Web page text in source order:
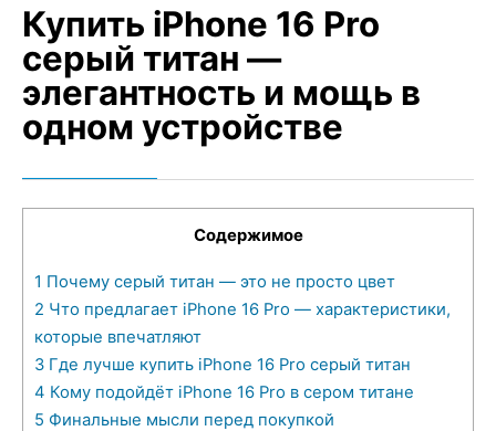
Купить iPhone 16 Pro
серый титан —
элегантность и мощь в
одном устройстве
Содержимое
1 Почему серый титан — это не просто цвет
2 Что предлагает iPhone 16 Pro — характеристики,
которые впечатляют
3 Где лучше купить iPhone 16 Pro серый титан
4 Кому подойдёт iPhone 16 Pro в сером титане
5 Финальные мысли перед покупкой